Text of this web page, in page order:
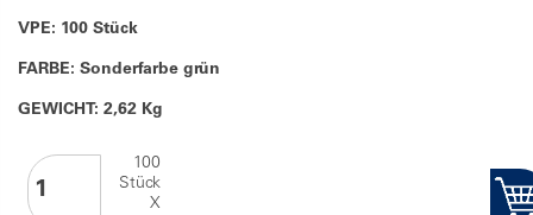
VPE: 100 Stück
FARBE: Sonderfarbe grün
GEWICHT: 2,62 Kg
100
Stück
X